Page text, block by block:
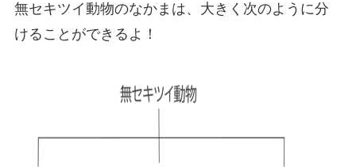
無セキツイ動物のなかまは、大きく次のように分
けることができるよ！